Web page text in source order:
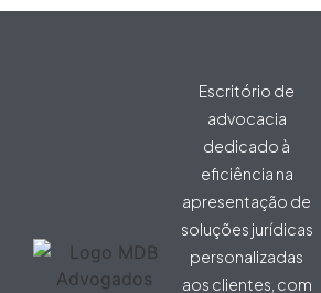
Escritório de
advocacia
dedicado à
eficiência na
apresentação de
soluções jurídicas
personalizadas
aos clientes, com